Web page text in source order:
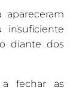
apareceram
insuficiente
diante dos
fechar as